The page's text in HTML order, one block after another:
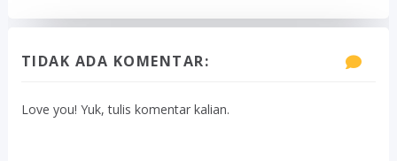
TIDAK ADA KOMENTAR:
Love you! Yuk, tulis komentar kalian.